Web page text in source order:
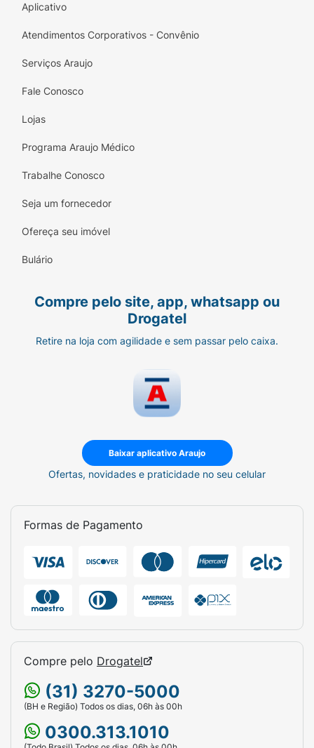
Aplicativo
Atendimentos Corporativos - Convênio
Serviços Araujo
Fale Conosco
Lojas
Programa Araujo Médico
Trabalhe Conosco
Seja um fornecedor
Ofereça seu imóvel
Bulário
Compre pelo site, app, whatsapp ou
Drogatel
Retire na loja com agilidade e sem passar pelo caixa.
Baixar aplicativo Araujo
Ofertas, novidades e praticidade no seu celular
Formas de Pagamento
Compre pelo Drogatel
(31) 3270-5000
(BH e Região) Todos os dias, 06h às 00h
0300.313.1010